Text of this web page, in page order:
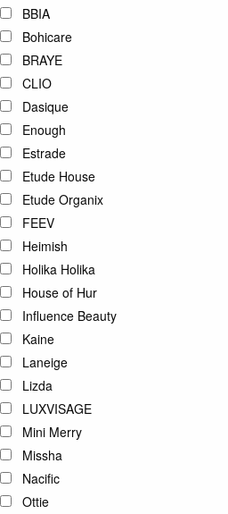
BBIA
Bohicare
BRAYE
CLIO
Dasique
Enough
Estrade
Etude House
Etude Organix
FEEV
Heimish
Holika Holika
House of Hur
Influence Beauty
Kaine
Laneige
Lizda
LUXVISAGE
Mini Merry
Missha
Nacific
Ottie